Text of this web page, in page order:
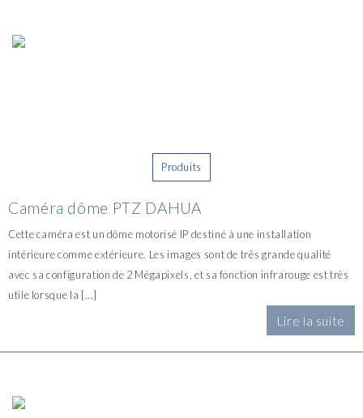
Produits
Caméra dôme PTZ DAHUA
Cette caméra est un dôme motorisé IP destiné à une installation
intérieure comme extérieure. Les images sont de très grande qualité
avec sa configuration de 2 Mégapixels, et sa fonction infrarouge est très
utile lorsque la [...]
Lire la suite